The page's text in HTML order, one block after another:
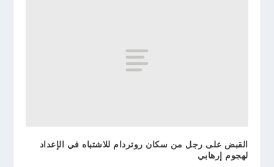
القبض على رجل من سكان روتردام للاشتباه في الإعداد
لهجوم إرهابي